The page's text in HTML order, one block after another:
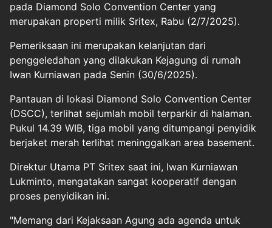
pada Diamond Solo Convention Center yang
merupakan properti milik Sritex, Rabu (2/7/2025).
Pemeriksaan ini merupakan kelanjutan dari
penggeledahan yang dilakukan Kejagung di rumah
Iwan Kurniawan pada Senin (30/6/2025).
Pantauan di lokasi Diamond Solo Convention Center
(DSCC), terlihat sejumlah mobil terparkir di halaman.
Pukul 14.39 WIB, tiga mobil yang ditumpangi penyidik
berjaket merah terlihat meninggalkan area basement.
Direktur Utama PT Sritex saat ini, Iwan Kurniawan
Lukminto, mengatakan sangat kooperatif dengan
proses penyidikan ini.
"Memang dari Kejaksaan Agung ada agenda untuk